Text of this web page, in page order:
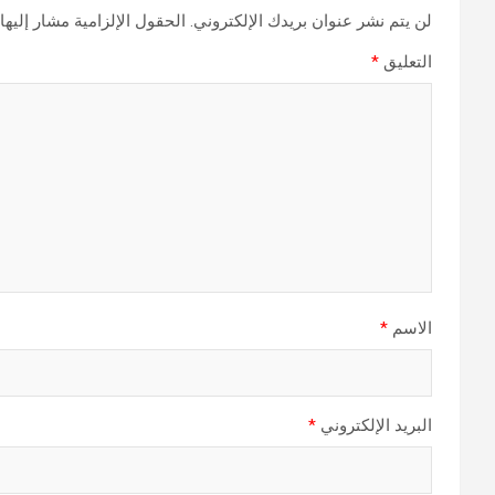
لن يتم نشر عنوان بريدك الإلكتروني. الحقول الإلزامية مشار
التعليق *
الاسم *
البريد الإلكتروني *